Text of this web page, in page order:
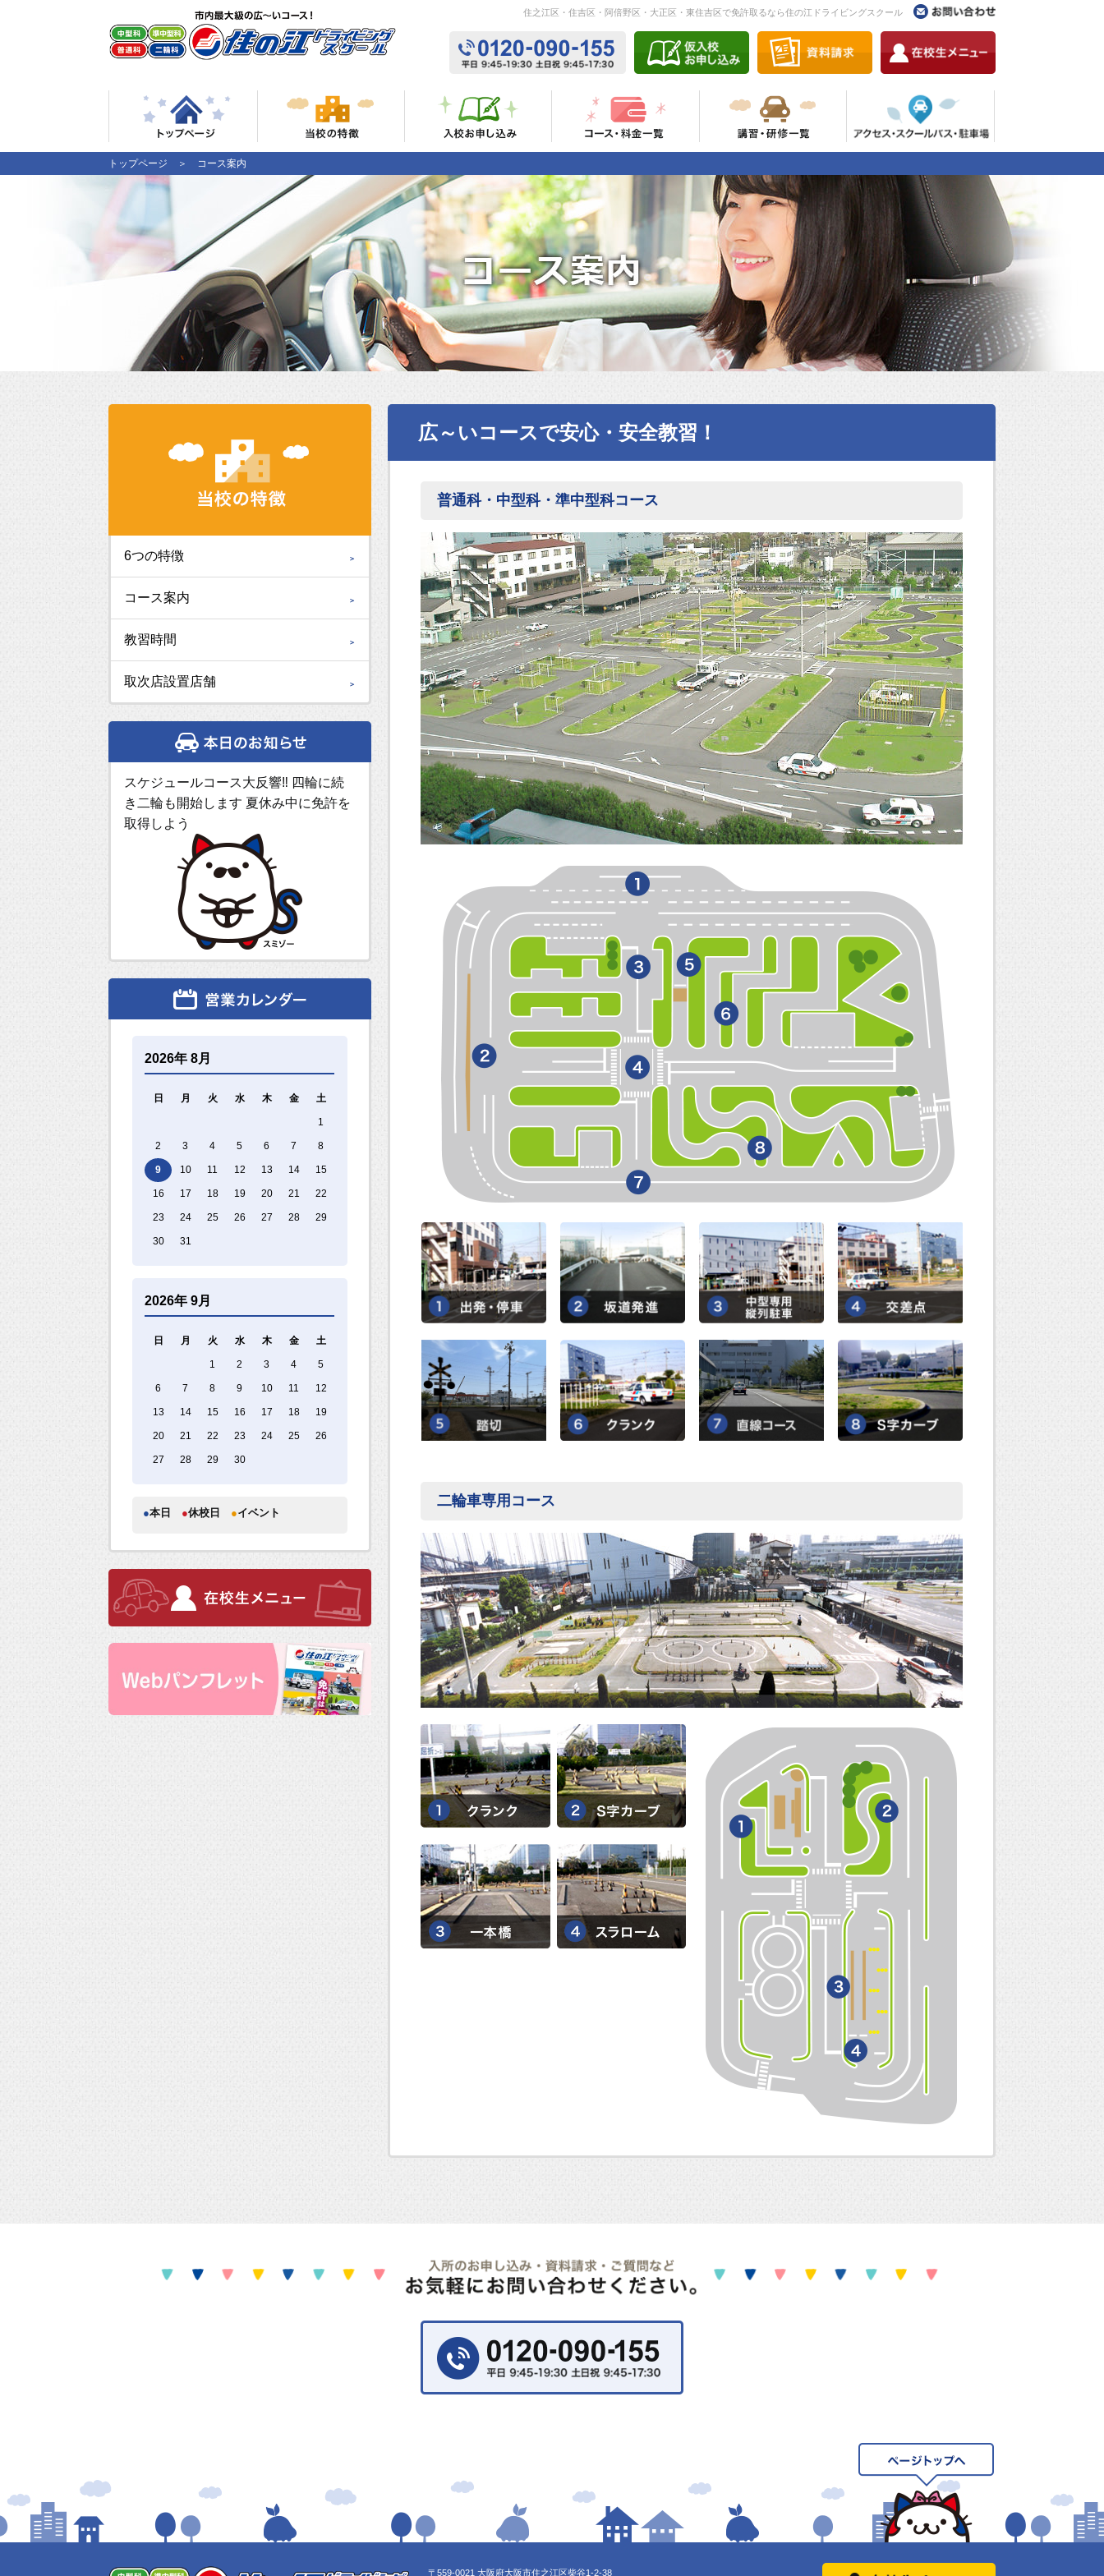
住之江区・住吉区・阿倍野区・大正区・東住吉区で免許取るなら住の江ドライビングスクール
トップページ ＞ コース案内
広～いコースで安心・安全教習！
普通科・中型科・準中型科コース
二輪車専用コース
6つの特徴
コース案内
教習時間
取次店設置店舗
スケジュールコース大反響‼ 四輪に続
き二輪も開始します 夏休み中に免許を
取得しよう
2026年 8月
日 月 火 水 木 金 土
1
2 3 4 5 6 7 8
9 10 11 12 13 14 15
16 17 18 19 20 21 22
23 24 25 26 27 28 29
30 31
2026年 9月
日 月 火 水 木 金 土
1 2 3 4 5
6 7 8 9 10 11 12
13 14 15 16 17 18 19
20 21 22 23 24 25 26
27 28 29 30
●本日 ●休校日 ●イベント
〒559-0021 大阪府大阪市住之江区柴谷1-2-38